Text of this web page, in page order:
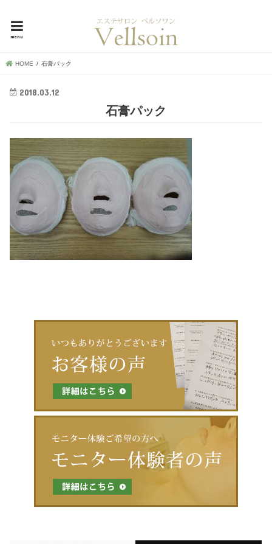
menu
HOME 石膏パック
2018.03.12
石膏パック